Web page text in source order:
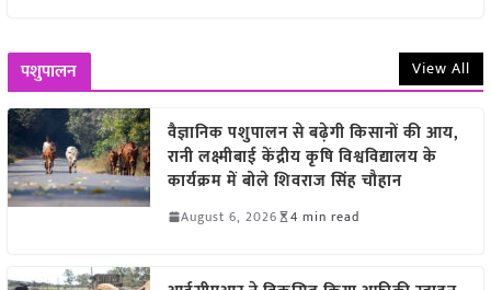
पशुपालन View All
वैज्ञानिक पशुपालन से बढ़ेगी किसानों की आय,
रानी लक्ष्मीबाई केंद्रीय कृषि विश्वविद्यालय के
कार्यक्रम में बोले शिवराज सिंह चौहान
August 6, 2026 4 min read